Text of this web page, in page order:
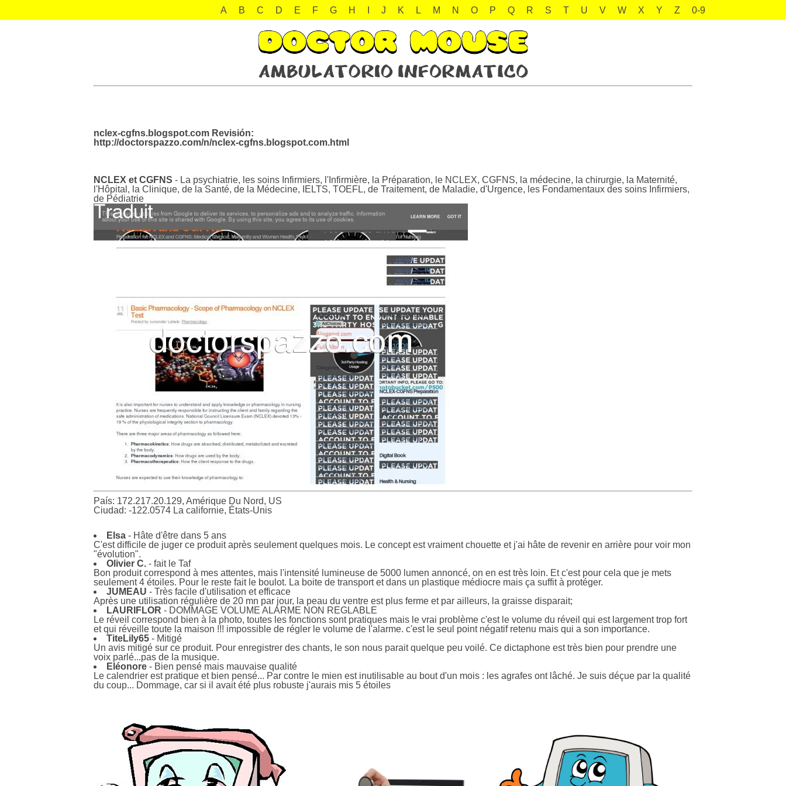
A B C D E F G H J K L M N O P Q R S T U V W X Y Z 0-9
nclex-cgfns.blogspot.com Revisión:
http://doctorspazzo.com/n/nclex-cgfns.blogspot.com.html
NCLEX et CGFNS - La psychiatrie, les soins Infirmiers, l'Infirmière, la Préparation, le NCLEX, CGFNS, la médecine, la chirurgie, la Maternité,
l'Hôpital, la Clinique, de la Santé, de la Médecine, IELTS, TOEFL, de Traitement, de Maladie, d'Urgence, les Fondamentaux des soins Infirmiers,
de Pédiatrie
País: 172.217.20.129, Amérique Du Nord, US
Ciudad: -122.0574 La californie, États-Unis
Elsa - Hâte d'être dans 5 ans
C'est difficile de juger ce produit après seulement quelques mois. Le concept est vraiment chouette et j'ai hâte de revenir en arrière pour voir mon
"évolution".
Olivier C. - fait le Taf
Bon produit correspond à mes attentes, mais l'intensité lumineuse de 5000 lumen annoncé, on en est très loin. Et c'est pour cela que je mets
seulement 4 étoiles. Pour le reste fait le boulot. La boite de transport et dans un plastique médiocre mais ça suffit à protéger.
JUMEAU - Très facile d'utilisation et efficace
Après une utilisation régulière de 20 mn par jour, la peau du ventre est plus ferme et par ailleurs, la graisse disparait;
LAURIFLOR - DOMMAGE VOLUME ALARME NON REGLABLE
Le réveil correspond bien à la photo, toutes les fonctions sont pratiques mais le vrai problème c'est le volume du réveil qui est largement trop fort
et qui réveille toute la maison !!! impossible de régler le volume de l'alarme. c'est le seul point négatif retenu mais qui a son importance.
TiteLily65 - Mitigé
Un avis mitigé sur ce produit. Pour enregistrer des chants, le son nous parait quelque peu voilé. Ce dictaphone est très bien pour prendre une
voix parlé...pas de la musique.
Eléonore - Bien pensé mais mauvaise qualité
Le calendrier est pratique et bien pensé... Par contre le mien est inutilisable au bout d'un mois : les agrafes ont lâché. Je suis déçue par la qualité
du coup... Dommage, car si il avait été plus robuste j'aurais mis 5 étoiles